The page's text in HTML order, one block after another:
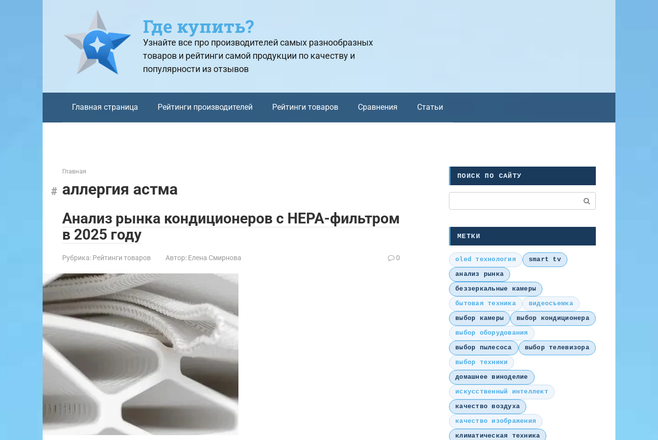
Где купить?
Узнайте все про производителей самых разнообразных
товаров и рейтинги самой продукции по качеству и
популярности из отзывов
Главная страница Рейтинги производителей Рейтинги товаров Сравнения Статьи
Главная
аллергия астма
Анализ рынка кондиционеров с HEPA-фильтром
в 2025 году
Рубрика: Рейтинги товаров Автор: Елена Смирнова 0
ПОИСК ПО САЙТУ
МЕТКИ
oled технология
smart tv
анализ рынка
беззеркальные камеры
бытовая техника
видеосъемка
выбор камеры
выбор кондиционера
выбор оборудования
выбор пылесоса
выбор телевизора
выбор техники
домашнее виноделие
искусственный интеллект
качество воздуха
качество изображения
климатическая техника